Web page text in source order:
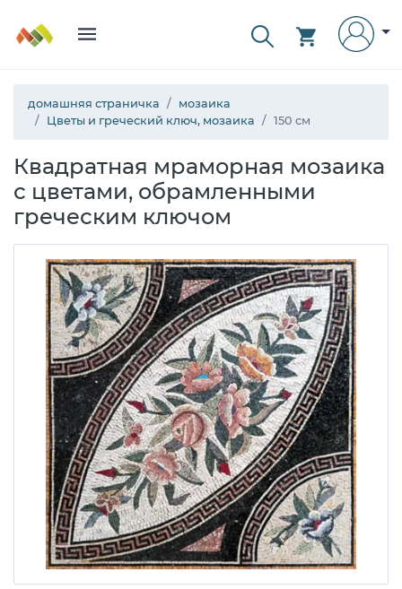
домашняя страничка
мозаика
Цветы и греческий ключ, мозаика
150 см
Квадратная мраморная мозаика
с цветами, обрамленными
греческим ключом